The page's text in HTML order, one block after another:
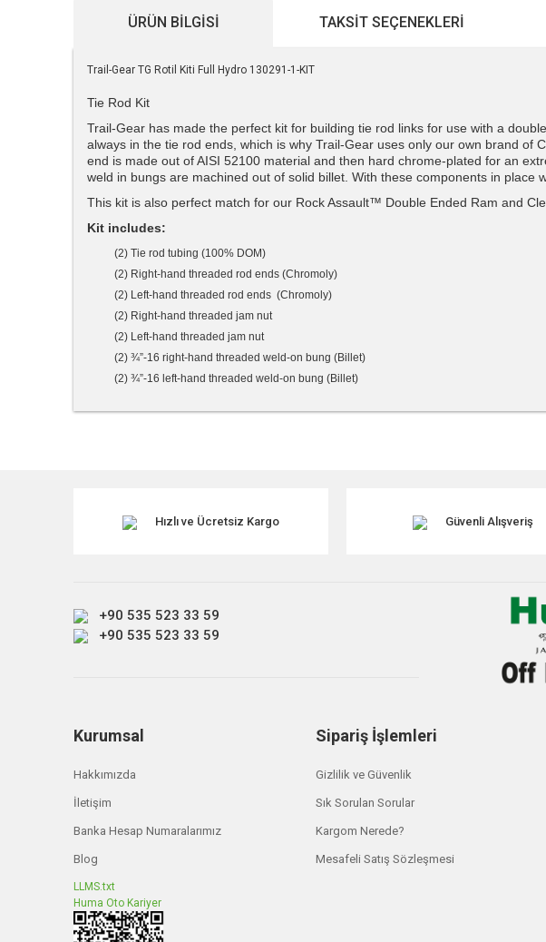
ÜRÜN BILGISI TAKSIT SEÇENEKLERI
Trail-Gear TG Rotil Kiti Full Hydro 130291-1-KIT
Tie Rod Kit
Trail-Gear has made the perfect kit for building tie rod links for use with a
always in the tie rod ends, which is why Trail-Gear uses only our own brand
end is made out of AISI 52100 material and then hard chrome-plated for an
weld in bungs are machined out of solid billet. With these components in
This kit is also perfect match for our Rock Assault™ Double Ended Ram and
Kit includes:
(2) Tie rod tubing (100% DOM)
(2) Right-hand threaded rod ends (Chromoly)
(2) Left-hand threaded rod ends (Chromoly)
(2) Right-hand threaded jam nut
(2) Left-hand threaded jam nut
(2) ¾”-16 right-hand threaded weld-on bung (Billet)
(2) ¾”-16 left-hand threaded weld-on bung (Billet)
Ürün açıklamasında eksik bilgiler bulunuyor.
Hızlı ve Ücretsiz Kargo Güvenli Alışveriş
+90 535 523 33 59
+90 535 523 33 59
Kurumsal
Hakkımızda
İletişim
Banka Hesap Numaralarımız
Blog
LLMS.txt
Huma Oto Kariyer
Sipariş İşlemleri
Gizlilik ve Güvenlik
Sık Sorulan Sorular
Kargom Nerede?
Mesafeli Satış Sözleşmesi